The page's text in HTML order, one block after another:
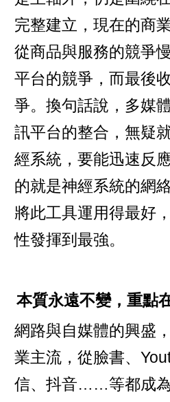
完整建立，現在的商
從商品與服務的競爭
平台的競爭，而最後
爭。換句話說，多媒
訊平台的整合，無疑
經系統，要能迅速反
的就是神經系統的網
將此工具運用得最好
性發揮到最強。
本質永遠不變，重點
網路與自媒體的興盛
業主流，從臉書、
信、抖音……等都成